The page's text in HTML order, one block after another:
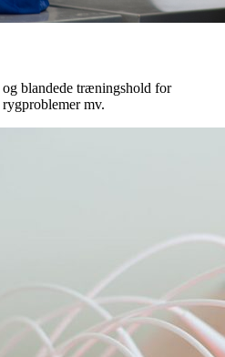
blandede træningshold for
mv.